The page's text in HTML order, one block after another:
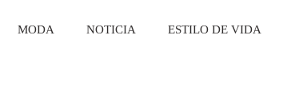
MODA NOTICIA ESTILO DE VIDA